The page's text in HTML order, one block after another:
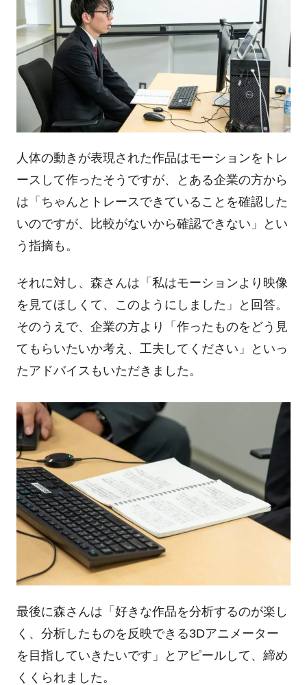
人体の動きが表現された作品はモーションをトレ
ースして作ったそうですが、とある企業の方から
は「ちゃんとトレースできていることを確認した
いのですが、比較がないから確認できない」とい
う指摘も。
それに対し、森さんは「私はモーションより映像
を見てほしくて、このようにしました」と回答。
そのうえで、企業の方より「作ったものをどう見
てもらいたいか考え、工夫してください」といっ
たアドバイスもいただきました。
最後に森さんは「好きな作品を分析するのが楽し
く、分析したものを反映できる3Dアニメーター
を目指していきたいです」とアピールして、締め
くくられました。